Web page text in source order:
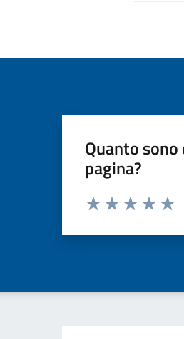
Quanto
pagina?
Valuta da 1 a 5 stelle la